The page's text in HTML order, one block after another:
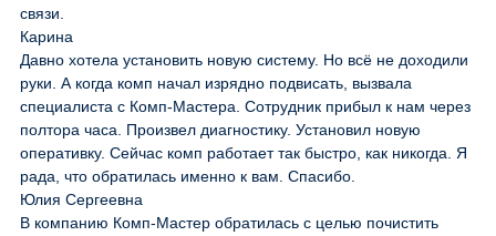
связи.
Карина
Давно хотела установить новую систему. Но всё не доходили
руки. А когда комп начал изрядно подвисать, вызвала
специалиста с Комп-Мастера. Сотрудник прибыл к нам через
полтора часа. Произвел диагностику. Установил новую
оперативку. Сейчас комп работает так быстро, как никогда. Я
рада, что обратилась именно к вам. Спасибо.
Юлия Сергеевна
В компанию Комп-Мастер обратилась с целью почистить